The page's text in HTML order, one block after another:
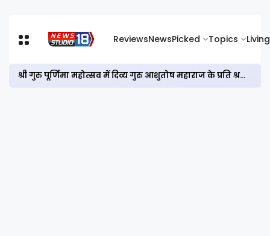
ReviewsNewsPicked Topics Living
श्री गुरु पूर्णिमा महोत्सव में दिव्य गुरु आशुतोष महाराज के प्रति श्रद्धा, कृतज्ञता एवं समर्पण के भावों को अभिव्यक्त किया गया